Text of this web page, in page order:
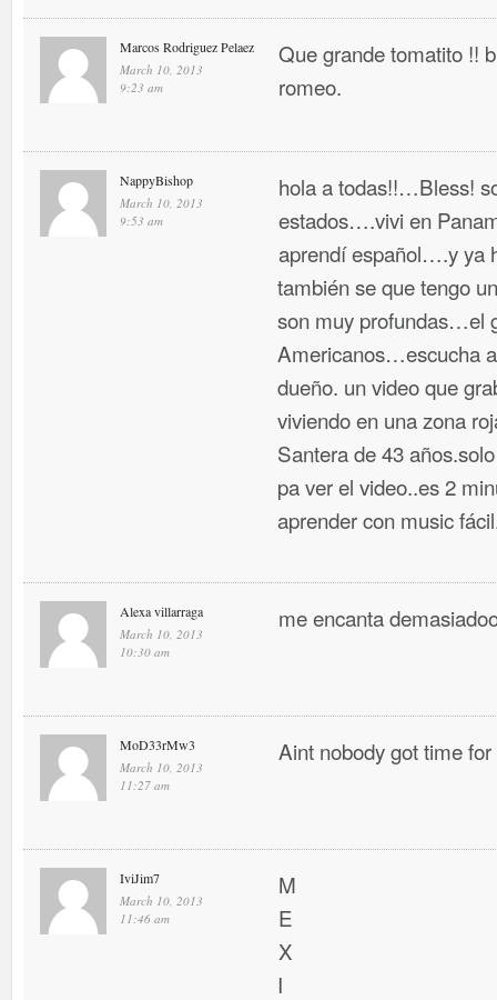
Marcos Rodriguez Pelaez
March 10, 2013
9:23 am
Que grande tomatito !!
romeo.
NappyBishop
March 10, 2013
9:53 am
hola a todas!!…Bless!
estados….vivi en
aprendí español….y ya
también se que tengo
son muy profundas…el
Americanos…escucha
dueño. un video que
viviendo en una zona
Santera de 43
pa ver el video..es 2
aprender con music
Alexa villarraga
March 10, 2013
10:30 am
me encanta
MoD33rMw3
March 10, 2013
11:27 am
Aint nobody got time for
IviJim7
March 10, 2013
11:46 am
M
E
X
I